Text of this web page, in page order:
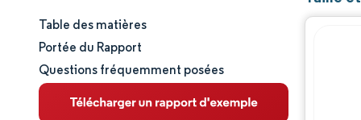
Taille et part de marché
Analyse du marché
Tendances et perspectives
Table des matières
Portée du Rapport
Questions fréquemment posées